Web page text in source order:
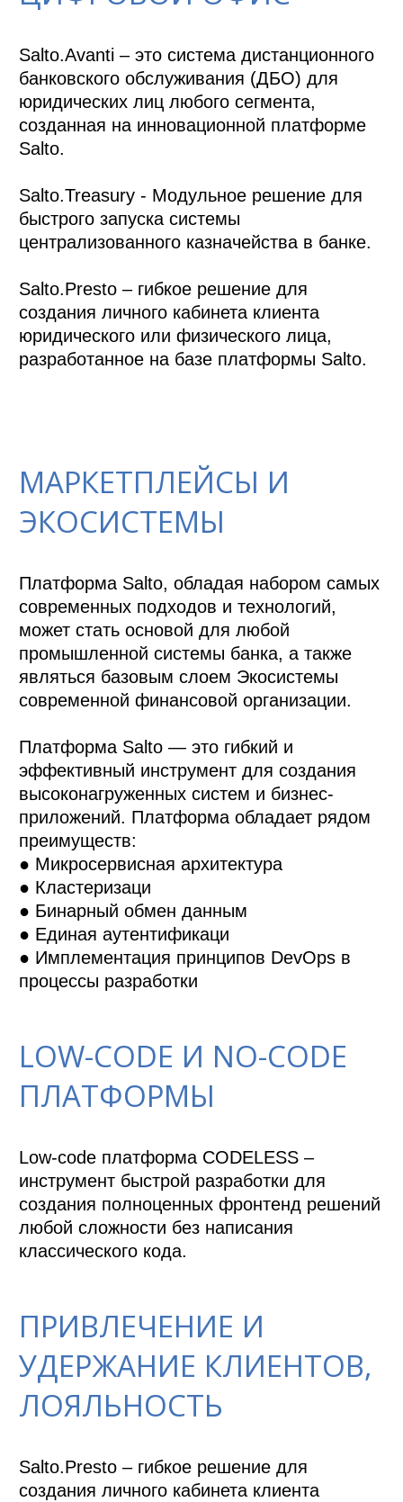
Salto.Avanti – это система дистанционного
банковского обслуживания (ДБО) для
юридических лиц любого сегмента,
созданная на инновационной платформе
Salto.
Salto.Treasury - Модульное решение для
быстрого запуска системы
централизованного казначейства в банке.
Salto.Presto – гибкое решение для
создания личного кабинета клиента
юридического или физического лица,
разработанное на базе платформы Salto.
МАРКЕТПЛЕЙСЫ И
ЭКОСИСТЕМЫ
Платформа Salto, обладая набором самых
современных подходов и технологий,
может стать основой для любой
промышленной системы банка, а также
являться базовым слоем Экосистемы
современной финансовой организации.
Платформа Salto — это гибкий и
эффективный инструмент для создания
высоконагруженных систем и бизнес-
приложений. Платформа обладает рядом
преимуществ:
● Микросервисная архитектура
● Кластеризаци
● Бинарный обмен данным
● Единая аутентификаци
● Имплементация принципов DevOps в
LOW-CODE И NO-CODE
ПЛАТФОРМЫ
Low-code платформа CODELESS –
инструмент быстрой разработки для
создания полноценных фронтенд решений
любой сложности без написания
классического кода.
ПРИВЛЕЧЕНИЕ И
УДЕРЖАНИЕ КЛИЕНТОВ,
ЛОЯЛЬНОСТЬ
Salto.Presto – гибкое решение для
создания личного кабинета клиента